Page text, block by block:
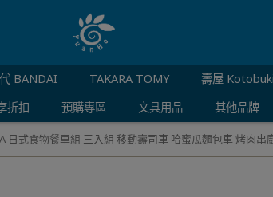
BANDAI TAKARA TOMY
壽屋
折扣
預購專區 文具用品 其他品牌
日式食物餐車組 三入組 移動壽司車 哈蜜瓜麵包車 烤肉串